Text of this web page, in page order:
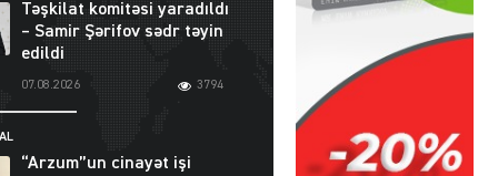
Təşkilat komitəsi yaradıldı
– Samir Şərifov sədr təyin
edildi
07.08.2026 3794
“Arzum”un cinayət işi